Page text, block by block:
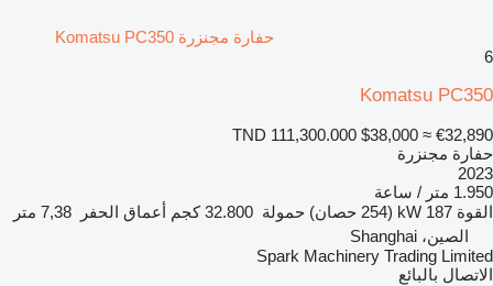
حفارة مجنزرة Komatsu PC350
6
Komatsu PC350
TND 111,300.000 $38,000 ≈ €32,890
حفارة مجنزرة
2023
1.950 متر / ساعة
القوة 187 kW (254 حصان) حمولة 32.800 كجم أعماق الحفر
7,38 متر
الصين، Shanghai
Spark Machinery Trading Limited
الاتصال بالبائع